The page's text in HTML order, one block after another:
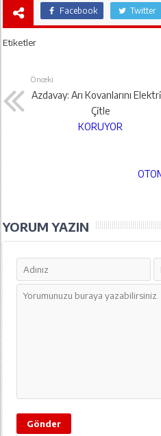
Facebook Twitter
Etiketler
Önceki
Azdavay: Arı Kovanlarını
Çi̇tle
KORUYOR
YORUM YAZIN